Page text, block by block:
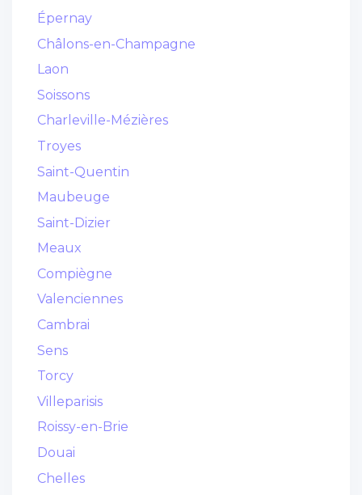
Épernay
Châlons-en-Champagne
Laon
Soissons
Charleville-Mézières
Troyes
Saint-Quentin
Maubeuge
Saint-Dizier
Meaux
Compiègne
Valenciennes
Cambrai
Sens
Torcy
Villeparisis
Roissy-en-Brie
Douai
Chelles